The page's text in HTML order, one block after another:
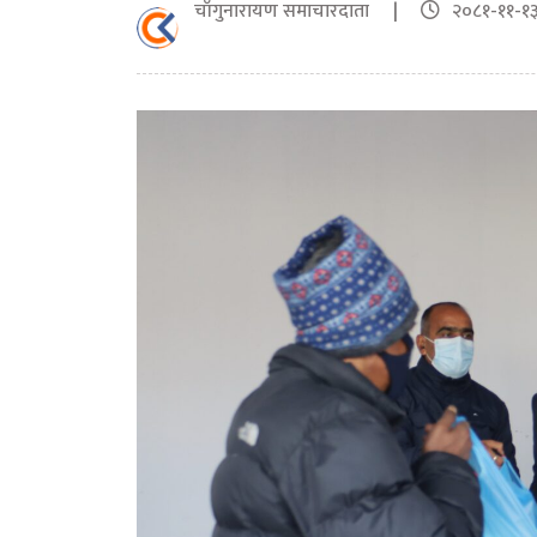
चाँगुनारायण समाचारदाता | २०८१-११-